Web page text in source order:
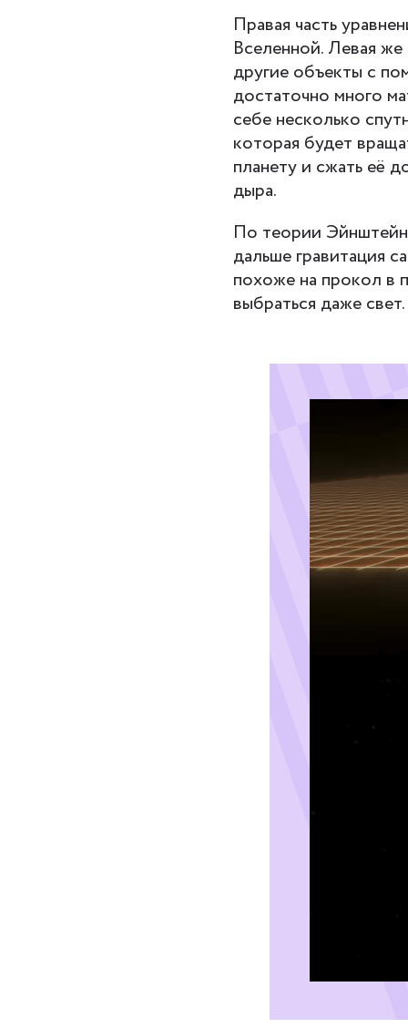
Правая часть
Вселенной. Левая же
другие объекты с
достаточно много
себе несколько
которая будет
планету и сжать её
дыра.
По теории
дальше гравитация
похоже на прокол в
выбраться даже свет.